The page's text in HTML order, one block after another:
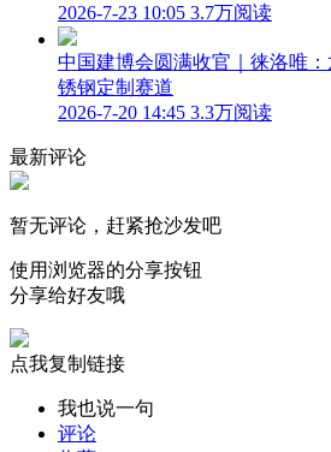
2026-7-23 10:05 3.7万阅读
中国建博会圆满收官｜徕洛唯
锈钢定制赛道
2026-7-20 14:45 3.3万阅读
最新评论
暂无评论，赶紧抢沙发吧
使用浏览器的分享按钮
分享给好友哦
点我复制链接
我也说一句
评论